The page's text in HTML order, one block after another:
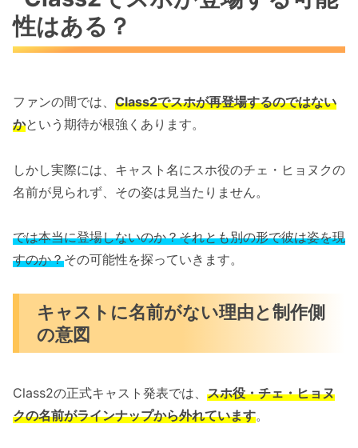
性はある？
ファンの間では、 Class2でスホが再登場するのではない
かという期待が根強くあります。
しかし実際には、キャスト名にスホ役のチェ・ヒョヌクの
名前が見られず、その姿は見当たりません。
では本当に登場しないのか？それとも別の形で彼は姿を現
すのか？その可能性を探っていきます。
キャストに名前がない理由と制作側
の意図
Class2の正式キャスト発表では、 スホ役・チェ・ヒョヌ
クの名前がラインナップから外れています。